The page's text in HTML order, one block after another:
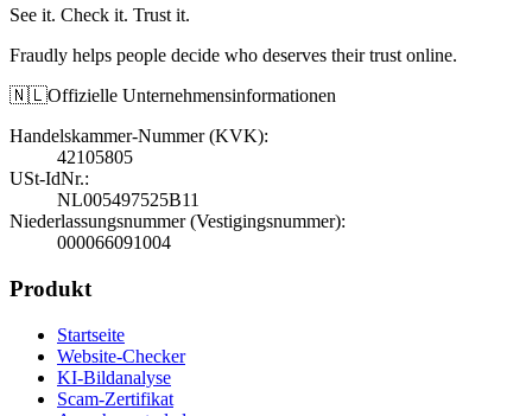
See it. Check it. Trust it.
Fraudly helps people decide who deserves their trust online.
🇳🇱Offizielle Unternehmensinformationen
Handelskammer-Nummer (KVK):
42105805
USt-IdNr.:
NL005497525B11
Niederlassungsnummer (Vestigingsnummer):
000066091004
Produkt
Startseite
Website-Checker
KI-Bildanalyse
Scam-Zertifikat